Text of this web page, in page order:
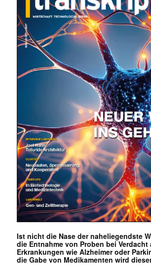
Ist nicht die Nase der naheliegendste
die Entnahme von Proben bei Verdacht
Erkrankungen wie Alzheimer oder
die Gabe von Medikamenten wird